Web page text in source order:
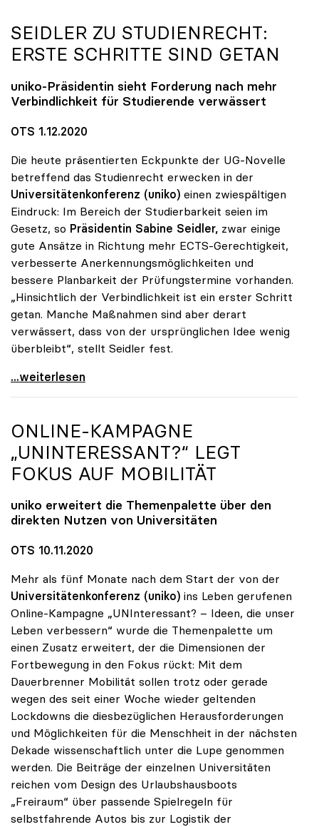
SEIDLER ZU STUDIENRECHT:
ERSTE SCHRITTE SIND GETAN
uniko-Präsidentin sieht Forderung nach mehr
Verbindlichkeit für Studierende verwässert
OTS 1.12.2020
Die heute präsentierten Eckpunkte der UG-Novelle
betreffend das Studienrecht erwecken in der
Universitätenkonferenz (uniko) einen zwiespältigen
Eindruck: Im Bereich der Studierbarkeit seien im
Gesetz, so Präsidentin Sabine Seidler, zwar einige
gute Ansätze in Richtung mehr ECTS-Gerechtigkeit,
verbesserte Anerkennungsmöglichkeiten und
bessere Planbarkeit der Prüfungstermine vorhanden.
„Hinsichtlich der Verbindlichkeit ist ein erster Schritt
getan. Manche Maßnahmen sind aber derart
verwässert, dass von der ursprünglichen Idee wenig
überbleibt“, stellt Seidler fest.
Seidler zu Studienrecht: Erste Schritte sind getan
...weiterlesen
ONLINE-KAMPAGNE
„UNINTERESSANT?“ LEGT
FOKUS AUF MOBILITÄT
uniko erweitert die Themenpalette über den
direkten Nutzen von Universitäten
OTS 10.11.2020
Mehr als fünf Monate nach dem Start der von der
Universitätenkonferenz (uniko) ins Leben gerufenen
Online-Kampagne „UNInteressant? – Ideen, die unser
Leben verbessern“ wurde die Themenpalette um
einen Zusatz erweitert, der die Dimensionen der
Fortbewegung in den Fokus rückt: Mit dem
Dauerbrenner Mobilität sollen trotz oder gerade
wegen des seit einer Woche wieder geltenden
Lockdowns die diesbezüglichen Herausforderungen
und Möglichkeiten für die Menschheit in der nächsten
Dekade wissenschaftlich unter die Lupe genommen
werden. Die Beiträge der einzelnen Universitäten
reichen vom Design des Urlaubshausboots
„Freiraum“ über passende Spielregeln für
selbstfahrende Autos bis zur Logistik der